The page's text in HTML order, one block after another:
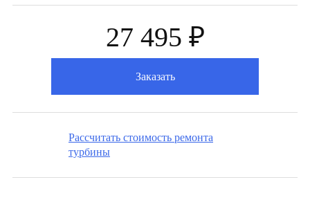
27 495 ₽
Заказать
Рассчитать стоимость ремонта
турбины